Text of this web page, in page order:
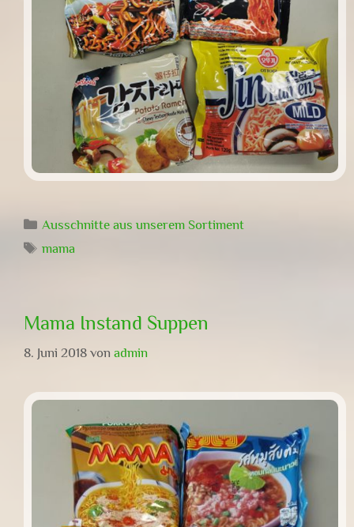
Kategorien
Ausschnitte aus unserem Sortiment
Schlagwörter
mama
Mama Instand Suppen
8. Juni 2018 von admin